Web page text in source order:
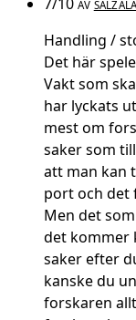
AV
Handling /
Det här
Vakt som
har lyckats
mest om
saker som
att man kan
port och det
Men det
det kommer
saker efter
kanske du
forskaren